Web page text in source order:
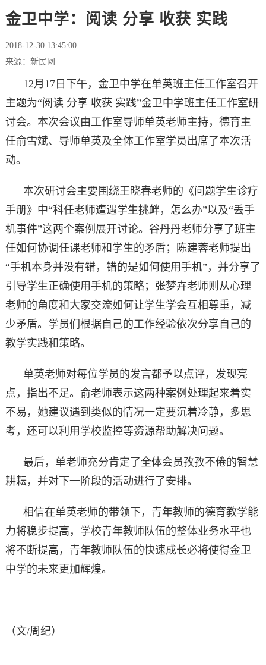
金卫中学：阅读 分享 收获 实践
2018-12-30 13:45:00
来源：新民网
12月17日下午，金卫中学在单英班主任工作室召开
主题为“阅读 分享 收获 实践”金卫中学班主任工作室研
讨会。本次会议由工作室导师单英老师主持，德育主
任俞雪斌、导师单英及全体工作室学员出席了本次活
动。
本次研讨会主要围绕王晓春老师的《问题学生诊疗
手册》中“科任老师遭遇学生挑衅，怎么办”以及“丢手
机事件”这两个案例展开讨论。谷丹丹老师分享了班主
任如何协调任课老师和学生的矛盾；陈建蓉老师提出
“手机本身并没有错，错的是如何使用手机”，并分享了
引导学生正确使用手机的策略；张梦卉老师则从心理
老师的角度和大家交流如何让学生学会互相尊重，减
少矛盾。学员们根据自己的工作经验依次分享自己的
教学实践和策略。
单英老师对每位学员的发言都予以点评，发现亮
点，指出不足。俞老师表示这两种案例处理起来着实
不易，她建议遇到类似的情况一定要沉着冷静，多思
考，还可以利用学校监控等资源帮助解决问题。
最后，单老师充分肯定了全体会员孜孜不倦的智慧
耕耘，并对下一阶段的活动进行了安排。
相信在单英老师的带领下，青年教师的德育教学能
力将稳步提高，学校青年教师队伍的整体业务水平也
将不断提高，青年教师队伍的快速成长必将使得金卫
中学的未来更加辉煌。
（文/周纪）